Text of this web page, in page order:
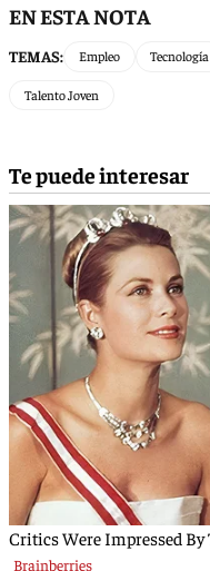
EN ESTA NOTA
TEMAS: Empleo Tecnología
Talento Joven